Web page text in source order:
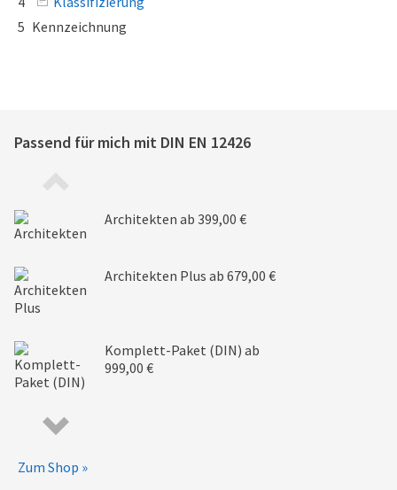
5 Kennzeichnung
Passend für mich mit DIN EN 12426
Architekten ab 399,00 €
Architekten Plus ab 679,00 €
Komplett-Paket (DIN) ab
999,00 €
Zum Shop »